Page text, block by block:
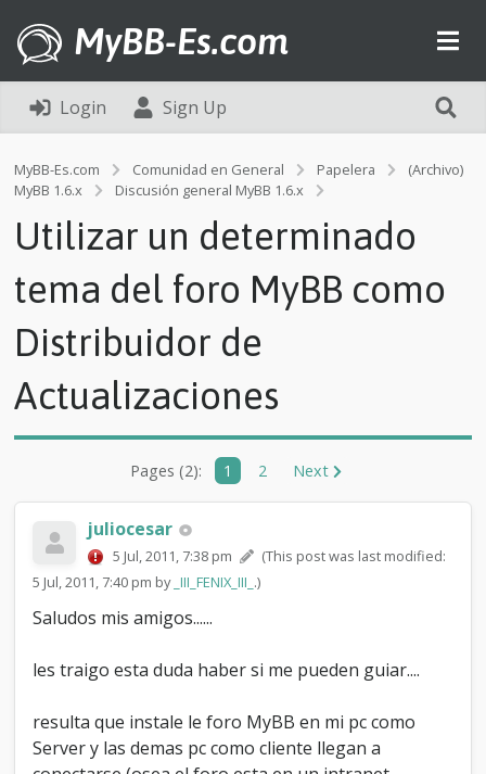
MyBB-Es.com
Login Sign Up
MyBB-Es.com Comunidad en General Papelera
(Archivo)
MyBB 1.6.x
Discusión general MyBB 1.6.x
i
l
i
z
t
r
m
a
m
e
l
f
Utilizar un determinado
tema del foro MyBB como
Distribuidor de
Actualizaciones
Pages (2): 1 2 Next
juliocesar
5 Jul, 2011, 7:38 pm
(This post was last modified:
5 Jul, 2011, 7:40 pm by _III_FENIX_III_ .)
Saludos mis amigos......
les traigo esta duda haber si me pueden guiar....
resulta que instale le foro MyBB en mi pc como
Server y las demas pc como cliente llegan a